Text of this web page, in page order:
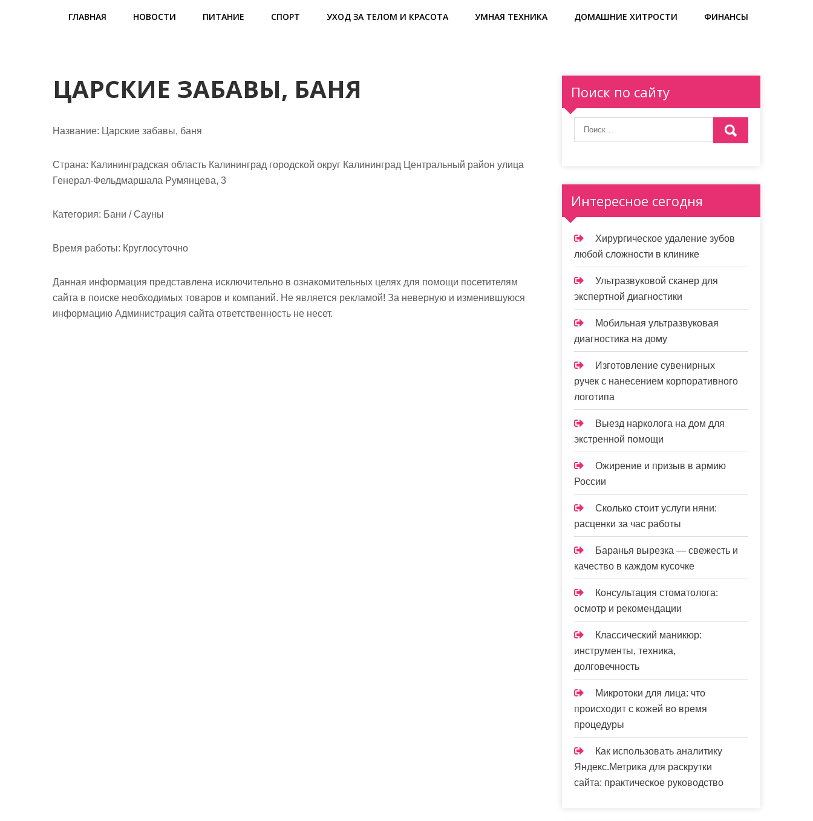
ГЛАВНАЯ НОВОСТИ ПИТАНИЕ СПОРТ УХОД ЗА ТЕЛОМ И КРАСОТА УМНАЯ ТЕХНИКА ДОМАШНИЕ ХИТРОСТИ ФИНАНСЫ
ЦАРСКИЕ ЗАБАВЫ, БАНЯ
Название: Царские забавы, баня
Страна: Калининградская область Калининград городской округ Калининград Центральный район улица
Генерал-Фельдмаршала Румянцева, 3
Категория: Бани / Сауны
Время работы: Круглосуточно
Данная информация представлена исключительно в ознакомительных целях для помощи посетителям
сайта в поиске необходимых товаров и компаний. Не является рекламой! За неверную и изменившуюся
информацию Администрация сайта ответственность не несет.
Поиск по сайту
Интересное сегодня
Хирургическое удаление зубов
любой сложности в клинике
Ультразвуковой сканер для
экспертной диагностики
Мобильная ультразвуковая
диагностика на дому
Изготовление сувенирных
ручек с нанесением корпоративного
логотипа
Выезд нарколога на дом для
экстренной помощи
Ожирение и призыв в армию
России
Сколько стоит услуги няни:
расценки за час работы
Баранья вырезка — свежесть и
качество в каждом кусочке
Консультация стоматолога:
осмотр и рекомендации
Классический маникюр:
инструменты, техника,
долговечность
Микротоки для лица: что
происходит с кожей во время
процедуры
Как использовать аналитику
Яндекс.Метрика для раскрутки
сайта: практическое руководство